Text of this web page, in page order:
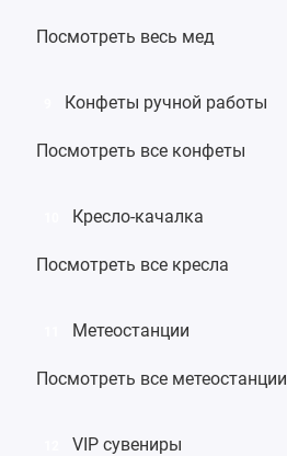
Посмотреть весь мед
Конфеты ручной работы
Посмотреть все конфеты
Кресло-качалка
Посмотреть все кресла
Метеостанции
Посмотреть все метеостанции
VIP сувениры